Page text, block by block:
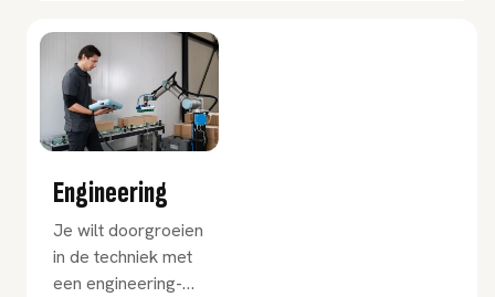
Engineering
Je wilt doorgroeien
in de techniek met
een engineering-